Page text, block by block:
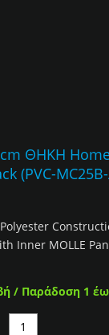
ΘΗΚΗ
(PVC-
Inner MOLLE
/ Παράδοση 1